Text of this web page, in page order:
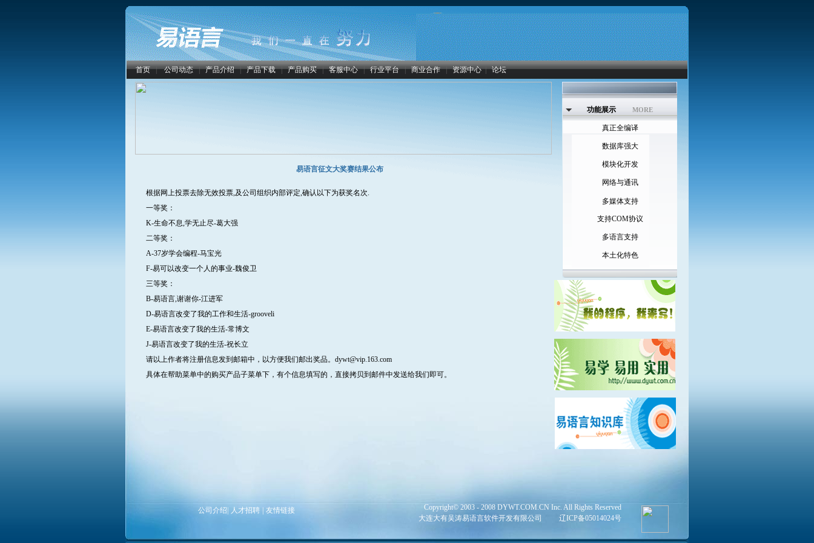
首页 | 公司动态 | 产品介绍 | 产品下载 | 产品购买 | 客服中心 | 行业平台 | 商业合作 | 资源中心 | 论坛
功能展示 MORE
真正全编译
数据库强大
模块化开发
网络与通讯
多媒体支持
支持COM协议
多语言支持
本土化特色
易语言征文大奖赛结果公布
根据网上投票去除无效投票,及公司组织内部评定,确认以下为获奖名次.
一等奖：
K-生命不息,学无止尽-葛大强
二等奖：
A-37岁学会编程-马宝光
F-易可以改变一个人的事业-魏俊卫
三等奖：
B-易语言,谢谢你-江进军
D-易语言改变了我的工作和生活-grooveli
E-易语言改变了我的生活-常博文
J-易语言改变了我的生活-祝长立
请以上作者将注册信息发到邮箱中，以方便我们邮出奖品。dywt@vip.163.com
具体在帮助菜单中的购买产品子菜单下，有个信息填写的，直接拷贝到邮件中发送给我们即可。
公司介绍 人才招聘 友情链接
Copyright© 2003 - 2008 DYWT.COM.CN Inc. All Rights Reserved
大连大有吴涛易语言软件开发有限公司
辽ICP备05014024号